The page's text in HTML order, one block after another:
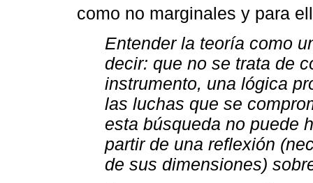
como no marginales y para
Entender la teoría como
decir: que no se trata de
instrumento, una lógica
las luchas que se
esta búsqueda no puede
partir de una reflexión
de sus dimensiones)